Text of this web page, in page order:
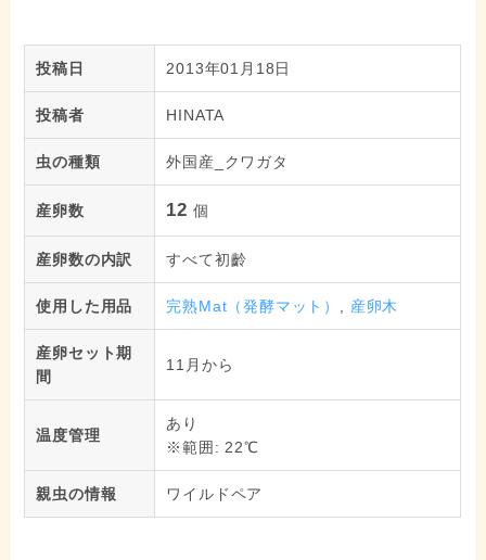
投稿日 2013年01月18日
投稿者 HINATA
虫の種類 外国産_クワガタ
産卵数 12 個
産卵数の内訳 すべて初齡
使用した用品 完熟Mat（発酵マット） , 産卵木
産卵セット期
間
11月から
温度管理
あり
※範囲: 22℃
親虫の情報 ワイルドペア